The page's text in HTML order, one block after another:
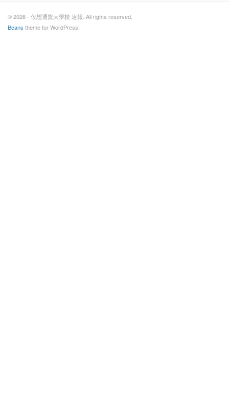
© 2026 - 仮想通貨大學校 速報. All rights reserved.
Beans theme for WordPress.